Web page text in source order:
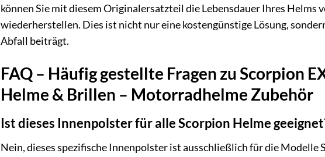
können Sie mit diesem Originalersatzteil die Lebensdauer Ihres
wiederherstellen. Dies ist nicht nur eine kostengünstige Lösung,
Abfall beiträgt.
FAQ – Häufig gestellte Fragen zu Scorpion
Helme & Brillen – Motorradhelme Zubehör
Ist dieses Innenpolster für alle Scorpion Helme
Nein, dieses spezifische Innenpolster ist ausschließlich für die Modelle